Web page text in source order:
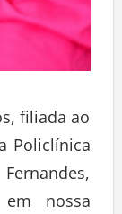
filiada ao
Policlínica
nossa